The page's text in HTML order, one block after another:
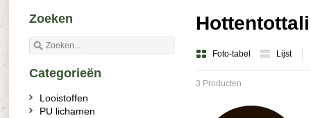
Foto-tabel Lijst
3 Producten
Zoeken
Categorieën
Looistoffen
PU lichamen